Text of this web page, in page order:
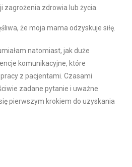
zagrożenia zdrowia lub życia.
że moja mama odzyskuje siłę.
natomiast, jak duże
komunikacyjne, które
z pacjentami. Czasami
zadane pytanie i uważne
pierwszym krokiem do uzyskania